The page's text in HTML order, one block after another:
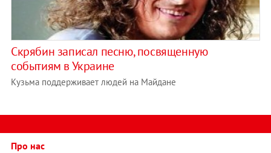
Скрябин записал песню, посвященную
событиям в Украине
Кузьма поддерживает людей на Майдане
Про нас